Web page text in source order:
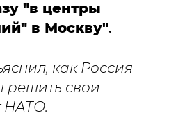
"в центры
в Москву".
как Россия
решить свои
НАТО.